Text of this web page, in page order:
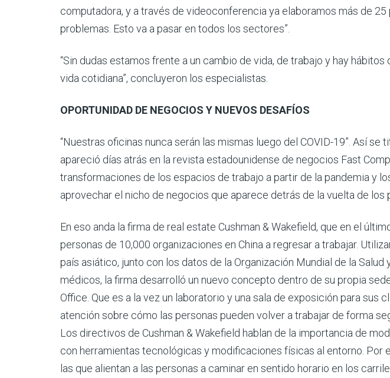
computadora, y a través de videoconferencia ya elaboramos más de
problemas. Esto va a pasar en todos los sectores”.
“Sin dudas estamos frente a un cambio de vida, de trabajo y hay
vida cotidiana”, concluyeron los especialistas.
OPORTUNIDAD DE NEGOCIOS Y NUEVOS DESAFÍOS
“Nuestras oficinas nunca serán las mismas luego del COVID-19”. Así se
apareció días atrás en la revista estadounidense de negocios Fast
transformaciones de los espacios de trabajo a partir de la pandemia y
aprovechar el nicho de negocios que aparece detrás de la vuelta de los
En eso anda la firma de real estate Cushman & Wakefield, que en el
personas de 10,000 organizaciones en China a regresar a trabajar.
país asiático, junto con los datos de la Organización Mundial de la
médicos, la firma desarrolló un nuevo concepto dentro de su propia
Office. Que es a la vez un laboratorio y una sala de exposición para sus
atención sobre cómo las personas pueden volver a trabajar de forma
Los directivos de Cushman & Wakefield hablan de la importancia de
con herramientas tecnológicas y modificaciones físicas al entorno. Por
las que alientan a las personas a caminar en sentido horario en los